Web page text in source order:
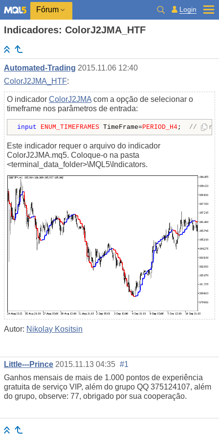
Fórum Login
Indicadores: ColorJ2JMA_HTF
Automated-Trading 2015.11.06 12:40
ColorJ2JMA_HTF:
O indicador ColorJ2JMA com a opção de selecionar o
timeframe nos parâmetros de entrada:
input ENUM_TIMEFRAMES TimeFrame=PERIOD_H4; //
Este indicador requer o arquivo do indicador
ColorJ2JMA.mq5. Coloque-o na pasta
<terminal_data_folder>\MQL5\Indicators.
Autor: Nikolay Kositsin
Little---Prince 2015.11.13 04:35 #1
Ganhos mensais de mais de 1.000 pontos de experiência
gratuita de serviço VIP, além do grupo QQ 375124107, além
do grupo, observe: 77, obrigado por sua cooperação.